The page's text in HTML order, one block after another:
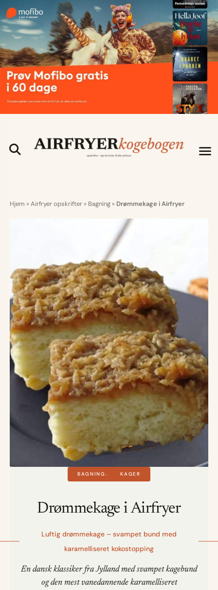
Hjem » Airfryer opskrifter » Bagning » Drømmekage i Airfryer
BAGNING KAGER
Drømmekage i Airfryer
Luftig drømmekage – svampet bund med
karamelliseret kokostopping
En dansk klassiker fra Jylland med svampet kagebund
og den mest vanedannende karamelliseret